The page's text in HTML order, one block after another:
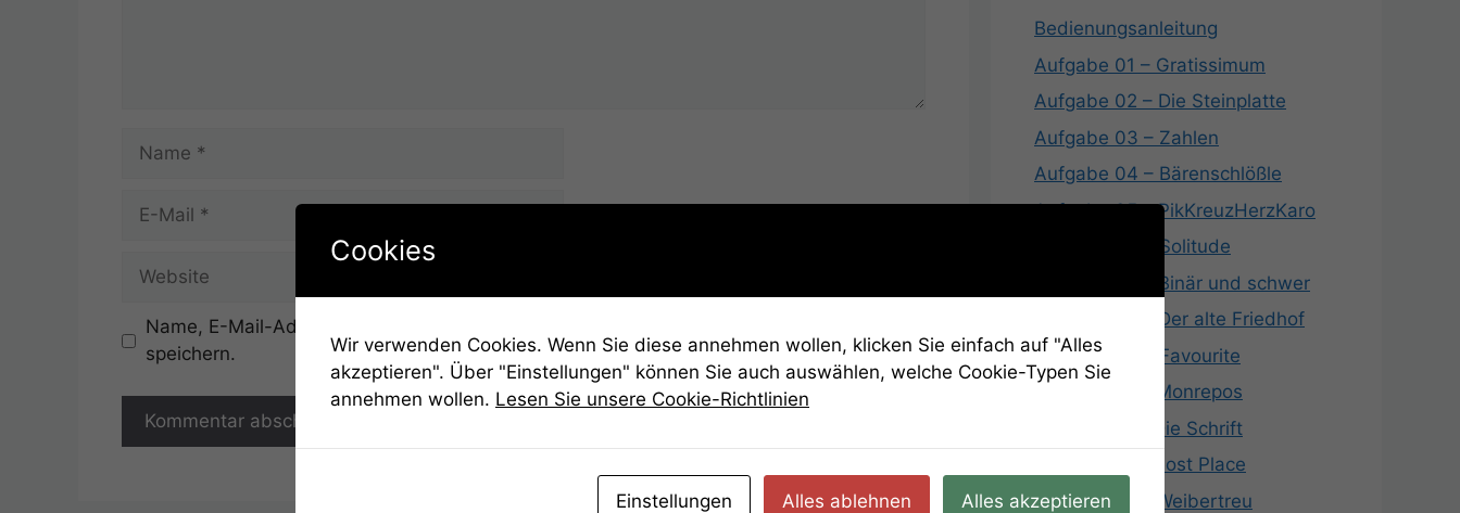
Website
Name, E-Mail-Adresse und Website in diesem Browser für meinen nächsten Kommentar
speichern.
Bedienungsanleitung
Aufgabe 01 – Gratissimum
Aufgabe 02 – Die Steinplatte
Aufgabe 03 – Zahlen
Aufgabe 04 – Bärenschlößle
Aufgabe 05 – PikKreuzHerzKaro
Aufgabe 06 – Solitude
Aufgabe 07 – Binär und schwer
Aufgabe 08 – Der alte Friedhof
Aufgabe 09 – Favourite
Aufgabe 10 – Monrepos
Aufgabe 11 – Die Schrift
Aufgabe 12 – Lost Place
Aufgabe 13 – Weibertreu
Cookies
Wir verwenden Cookies. Wenn Sie diese annehmen wollen, klicken Sie einfach auf "Alles
akzeptieren". Über "Einstellungen" können Sie auch auswählen, welche Cookie-Typen Sie
annehmen wollen. Lesen Sie unsere Cookie-Richtlinien
Einstellungen Alles ablehnen Alles akzeptieren